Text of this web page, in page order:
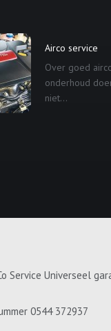
Airco service
Over goed
onderhoud
niet...
Service Universeel
0544 372937